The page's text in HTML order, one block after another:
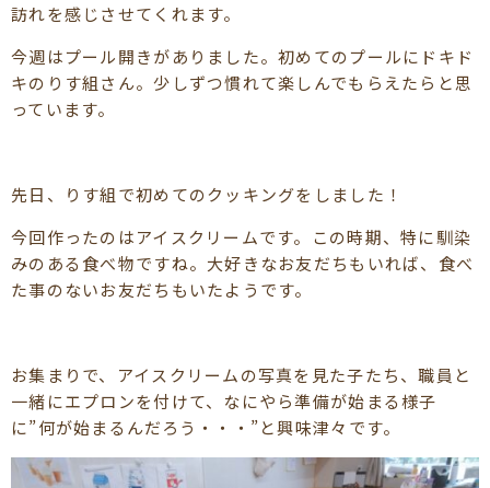
訪れを感じさせてくれます。
今週はプール開きがありました。初めてのプールにドキド
キのりす組さん。少しずつ慣れて楽しんでもらえたらと思
っています。
先日、りす組で初めてのクッキングをしました！
今回作ったのはアイスクリームです。この時期、特に馴染
みのある食べ物ですね。大好きなお友だちもいれば、食べ
た事のないお友だちもいたようです。
お集まりで、アイスクリームの写真を見た子たち、職員と
一緒にエプロンを付けて、なにやら準備が始まる様子
に”何が始まるんだろう・・・”と興味津々です。